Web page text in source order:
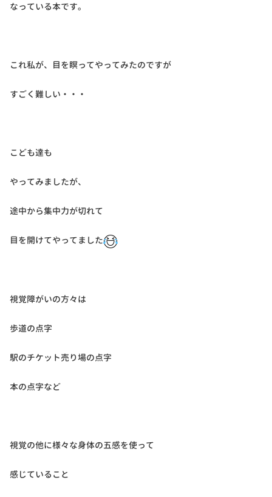
なっている本です。
これ私が、目を瞑ってやってみたのですが
すごく難しい・・・
こども達も
やってみましたが、
途中から集中力が切れて
目を開けてやってました
視覚障がいの方々は
歩道の点字
駅のチケット売り場の点字
本の点字など
視覚の他に様々な身体の五感を使って
感じていること